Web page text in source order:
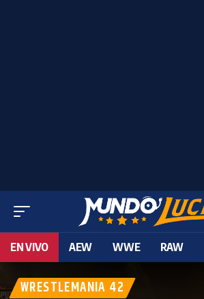
EN VIVO AEW WWE RAW
WRESTLEMANIA 42